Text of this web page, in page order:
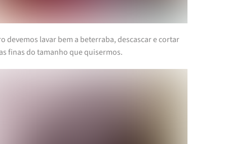
devemos lavar bem a beterraba, descascar e cortar
finas do tamanho que quisermos.